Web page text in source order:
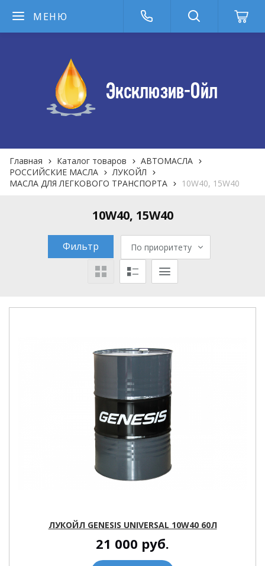
МЕНЮ
Главная Каталог товаров
АВТОМАСЛА
РОССИЙСКИЕ МАСЛА
ЛУКОЙЛ
МАСЛА ДЛЯ ЛЕГКОВОГО ТРАНСПОРТА
10W40, 15W40
10W40, 15W40
Фильтр По приоритету
ЛУКОЙЛ GENESIS UNIVERSAL 10W40 60Л
21 000 руб.